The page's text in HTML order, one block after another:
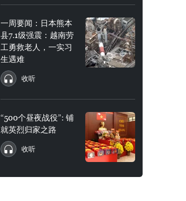
一周要闻：日本熊本
县7.1级强震：越南劳
工勇救老人，一实习
生遇难
收听
“500个昼夜战役”: 铺
就英烈归家之路
收听